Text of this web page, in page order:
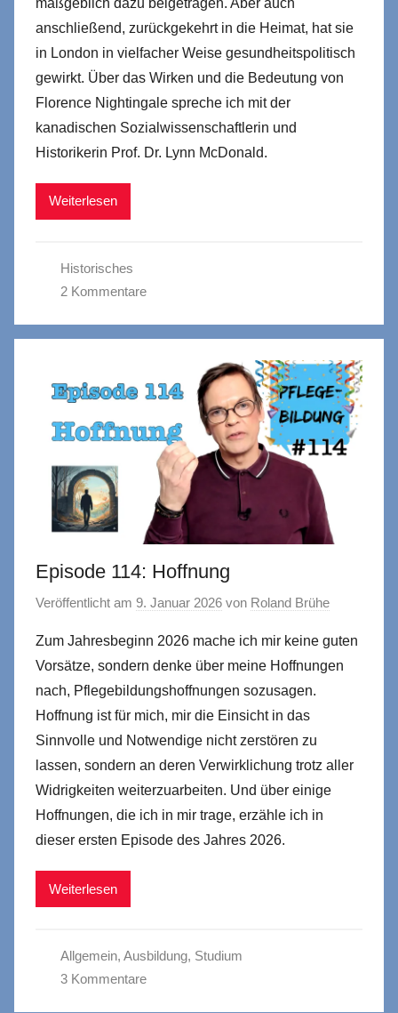
maßgeblich dazu beigetragen. Aber auch
anschließend, zurückgekehrt in die Heimat, hat sie
in London in vielfacher Weise gesundheitspolitisch
gewirkt. Über das Wirken und die Bedeutung von
Florence Nightingale spreche ich mit der
kanadischen Sozialwissenschaftlerin und
Historikerin Prof. Dr. Lynn McDonald.
Weiterlesen
Historisches
2 Kommentare
Episode 114: Hoffnung
Veröffentlicht am 9. Januar 2026 von Roland Brühe
Zum Jahresbeginn 2026 mache ich mir keine guten
Vorsätze, sondern denke über meine Hoffnungen
nach, Pflegebildungshoffnungen sozusagen.
Hoffnung ist für mich, mir die Einsicht in das
Sinnvolle und Notwendige nicht zerstören zu
lassen, sondern an deren Verwirklichung trotz aller
Widrigkeiten weiterzuarbeiten. Und über einige
Hoffnungen, die ich in mir trage, erzähle ich in
dieser ersten Episode des Jahres 2026.
Weiterlesen
Allgemein, Ausbildung, Studium
3 Kommentare